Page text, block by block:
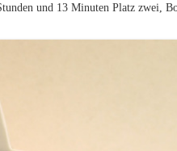
und 13 Minuten Platz zwei,